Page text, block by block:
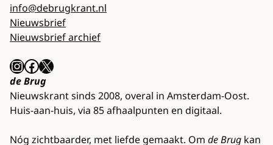
info@debrugkrant.nl
Nieuwsbrief
Nieuwsbrief archief
InstagramFacebook X
de Brug
Nieuwskrant sinds 2008, overal in Amsterdam-Oost.
Huis-aan-huis, via 85 afhaalpunten en digitaal.
Nóg zichtbaarder, met liefde gemaakt. Om de Brug kan